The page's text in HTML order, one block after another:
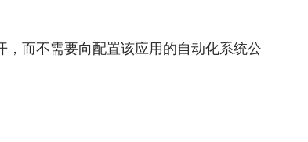
而不需要向配置该应用的自动化系统公